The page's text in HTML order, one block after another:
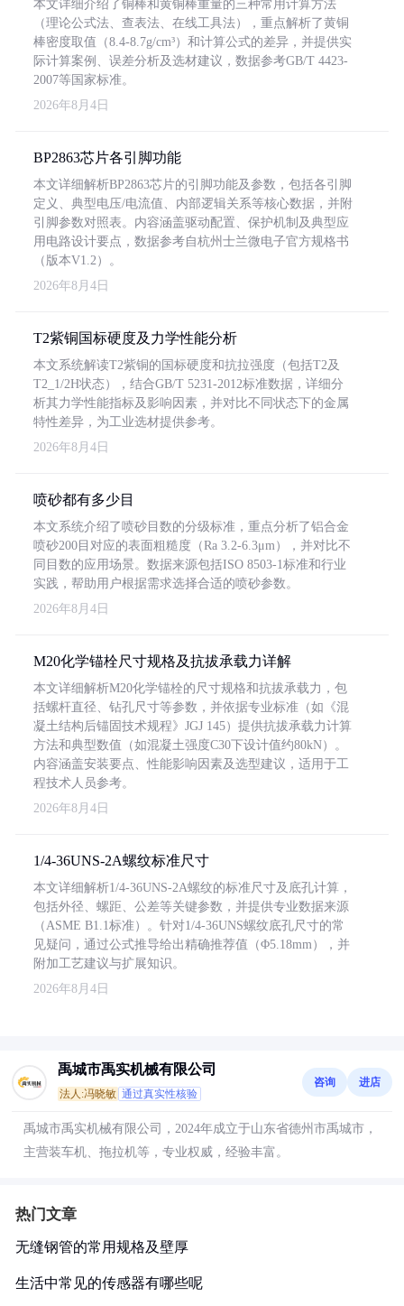
本文详细介绍了铜棒和黄铜棒重量的三种常用计算方法
（理论公式法、查表法、在线工具法），重点解析了黄铜
棒密度取值（8.4-8.7g/cm³）和计算公式的差异，并提供实
际计算案例、误差分析及选材建议，数据参考GB/T 4423-
2007等国家标准。
2026年8月4日
BP2863芯片各引脚功能
本文详细解析BP2863芯片的引脚功能及参数，包括各引脚
定义、典型电压/电流值、内部逻辑关系等核心数据，并附
引脚参数对照表。内容涵盖驱动配置、保护机制及典型应
用电路设计要点，数据参考自杭州士兰微电子官方规格书
（版本V1.2）。
2026年8月4日
T2紫铜国标硬度及力学性能分析
本文系统解读T2紫铜的国标硬度和抗拉强度（包括T2及
T2_1/2H状态），结合GB/T 5231-2012标准数据，详细分
析其力学性能指标及影响因素，并对比不同状态下的金属
特性差异，为工业选材提供参考。
2026年8月4日
喷砂都有多少目
本文系统介绍了喷砂目数的分级标准，重点分析了铝合金
喷砂200目对应的表面粗糙度（Ra 3.2-6.3μm），并对比不
同目数的应用场景。数据来源包括ISO 8503-1标准和行业
实践，帮助用户根据需求选择合适的喷砂参数。
2026年8月4日
M20化学锚栓尺寸规格及抗拔承载力详解
本文详细解析M20化学锚栓的尺寸规格和抗拔承载力，包
括螺杆直径、钻孔尺寸等参数，并依据专业标准（如《混
凝土结构后锚固技术规程》JGJ 145）提供抗拔承载力计算
方法和典型数值（如混凝土强度C30下设计值约80kN）。
内容涵盖安装要点、性能影响因素及选型建议，适用于工
程技术人员参考。
2026年8月4日
1/4-36UNS-2A螺纹标准尺寸
本文详细解析1/4-36UNS-2A螺纹的标准尺寸及底孔计算，
包括外径、螺距、公差等关键参数，并提供专业数据来源
（ASME B1.1标准）。针对1/4-36UNS螺纹底孔尺寸的常
见疑问，通过公式推导给出精确推荐值（Φ5.18mm），并
附加工艺建议与扩展知识。
2026年8月4日
禹城市禹实机械有限公司
法人:冯晓敏 通过真实性核验
咨询 进店
禹城市禹实机械有限公司，2024年成立于山东省德州市禹城市，
主营装车机、拖拉机等，专业权威，经验丰富。
热门文章
无缝钢管的常用规格及壁厚
生活中常见的传感器有哪些呢